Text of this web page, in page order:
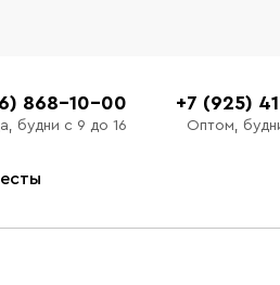
868-10-00
будни с 9 до 16
+7 (925)
Оптом,